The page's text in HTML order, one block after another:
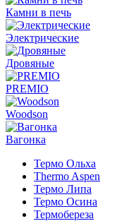
Камни в печь
Электрические
Дровяные
PREMIO
Woodson
Вагонка
Термо Ольха
Thermo Aspen
Термо Липа
Термо Осина
Термобереза